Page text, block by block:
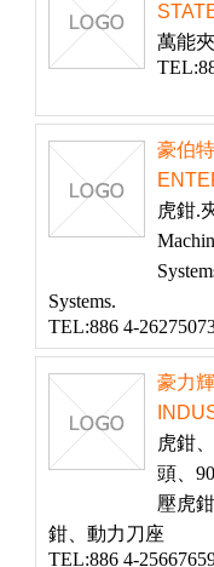
萬能
豪伯
虎鉗.
Systems.
TEL:886 4-
豪力
虎鉗
頭、
壓虎
鉗、動力刀座
TEL:886 4-